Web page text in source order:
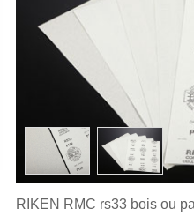
RIKEN RMC rs33 bois ou